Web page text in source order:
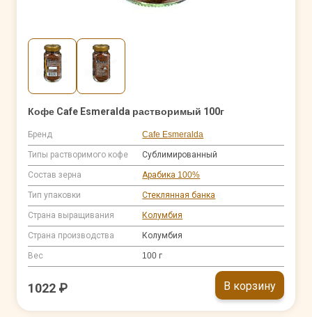
Кофе Cafe Esmeralda растворимый 100г
Бренд Cafe Esmeralda
Типы растворимого кофе Сублимированный
Состав зерна Арабика 100%
Тип упаковки Стеклянная банка
Страна выращивания Колумбия
Страна производства Колумбия
Вес 100 г
1022 ₽ В корзину